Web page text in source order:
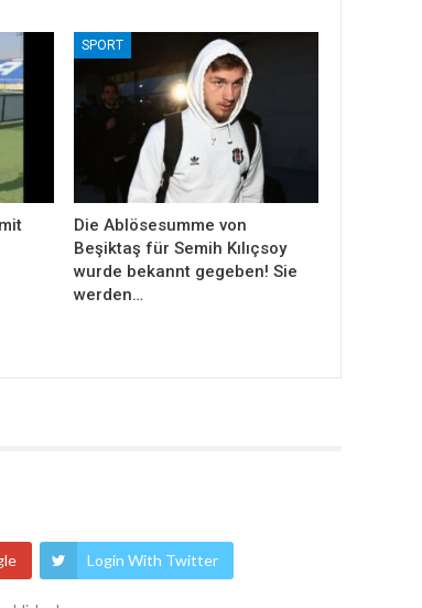
SPORT
Die Ablösesumme von
Beşiktaş für Semih Kılıçsoy
wurde bekannt gegeben! Sie
werden…
Login With Twitter